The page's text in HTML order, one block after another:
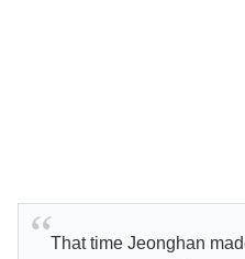
That time Jeonghan